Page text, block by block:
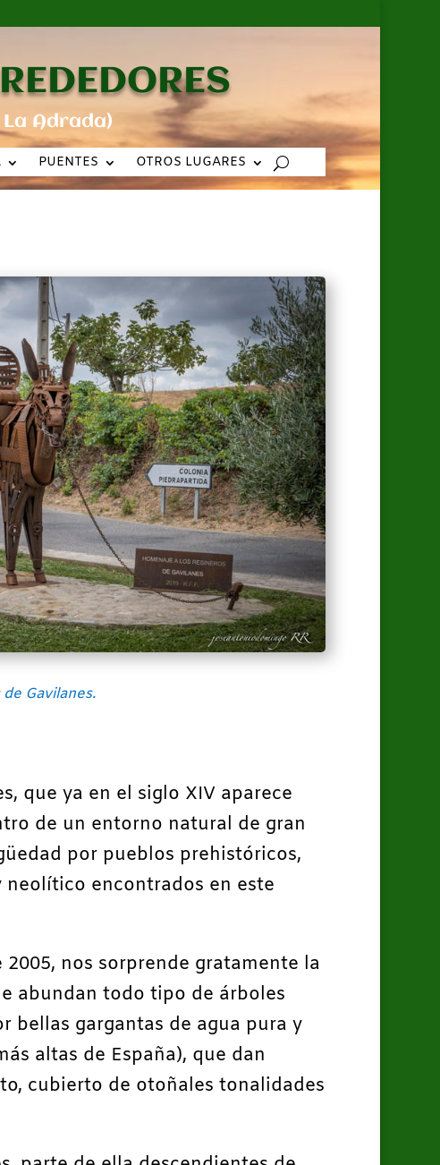
La Adrada)
PUENTES OTROS LUGARES
Gavilanes.
que ya en el siglo XIV aparece
de un entorno natural de gran
por pueblos prehistóricos,
encontrados en este
nos sorprende gratamente la
abundan todo tipo de árboles
bellas gargantas de agua pura y
altas de España), que dan
cubierto de otoñales tonalidades